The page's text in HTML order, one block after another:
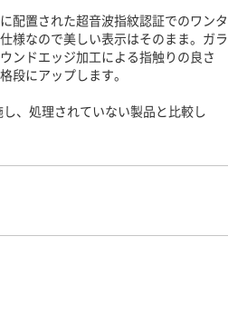
配置された超音波指紋認証でのワンタ
様なので美しい表示はそのまま。ガラ
ンドエッジ加工による指触りの良さ
段にアップします。
、処理されていない製品と比較し